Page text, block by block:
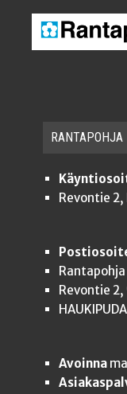
RAN­TA­POH­JA
Revontie 2,
Rantapohja
Revontie
Avoinna